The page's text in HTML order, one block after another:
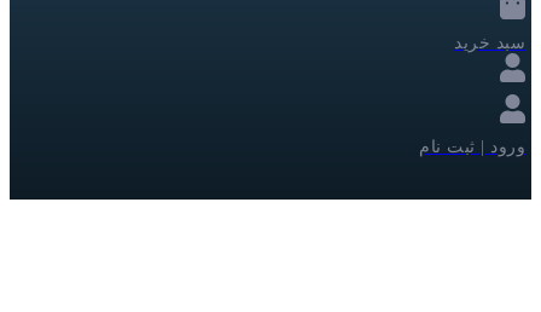
سبد خرید
ورود | ثبت نام